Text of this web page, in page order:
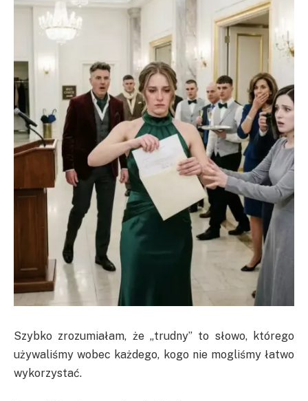
Szybko zrozumiałam, że „trudny” to słowo, którego
używaliśmy wobec każdego, kogo nie mogliśmy łatwo
wykorzystać.